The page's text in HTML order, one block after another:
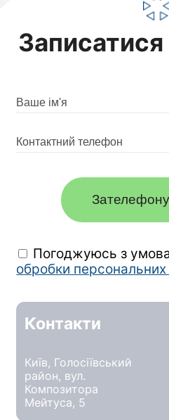
Погоджуюсь з
обробки
Контакти
Київ, Голосіївський
район, вул.
Композитора
Мейтуса, 5